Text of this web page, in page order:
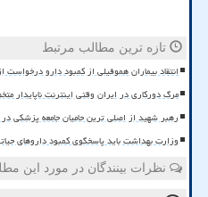
تازه ترین مطالب مرتبط
انتقاد بیماران هموفیلی از کمبود دارو درخواست
مرگ دورکاری در ایران وقتی اینترنت ناپایدار
رهبر شهید از اصلی ترین حامیان جامعه پزشکی
وزارت بهداشت باید پاسخگوی کمبود داروهای
نظرات بینندگان در مورد این